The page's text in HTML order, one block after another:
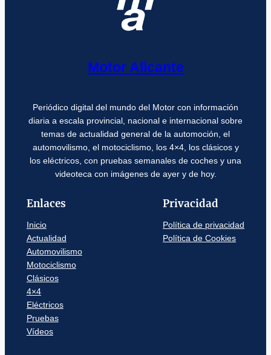
Motor Alicante
Periódico digital del mundo del Motor con información
diaria a escala provincial, nacional e internacional sobre
temas de actualidad general de la automoción, el
automovilismo, el motociclismo, los 4×4, los clásicos y
los eléctricos, con pruebas semanales de coches y una
videoteca con imágenes de ayer y de hoy.
Enlaces
Inicio
Actualidad
Automovilismo
Motociclismo
Clásicos
4×4
Eléctricos
Pruebas
Vídeos
Privacidad
Política de privacidad
Política de Cookies